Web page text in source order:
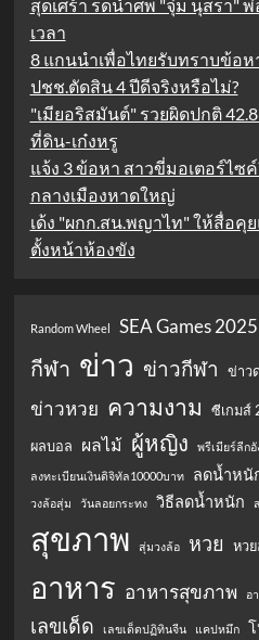
สุดเศร้า รดน้ำศพ "จุ๋ม นุสรา"
เวลา
8 แกนนำเพื่อไทยรับทราบข้อห
ปชช.ตัดสิน 4 ปีดีจริงหรือไม่?
"เมียอริสมันต์" รวยผิดปกติ
ที่ดิน-เก๋งหรู
แจ้ง 3 ข้อหา สาวขี่มอเตอร์ไซ
กลางเมืองหาดใหญ่
เด้ง "ผกก.สน.พญาไท" ให้สื่อ
ตั้งหน้าห้องขัง
Random Wheel SEA Games 2025
กีฬา ข่าว ข่าวกีฬา ข่าว
ข่าวหวย ความงาม ซีเกมส์
ผลบอล ผลไม้ ผู้หญิง พรีเมียร์ลีกอั
ลงทะเบียนเงินดิจิทัล10000บาท ลดน้ำหนั
วงล้อสุ่ม
วันลอยกระทง วิธีลดน้ำหนัก
สุขภาพ สุ่มวงล้อ หวย หว
อาหาร อาหารสุขภาพ อ
เลขเด็ด เลขเด็ดปฏิทินจีน แคปหมึก